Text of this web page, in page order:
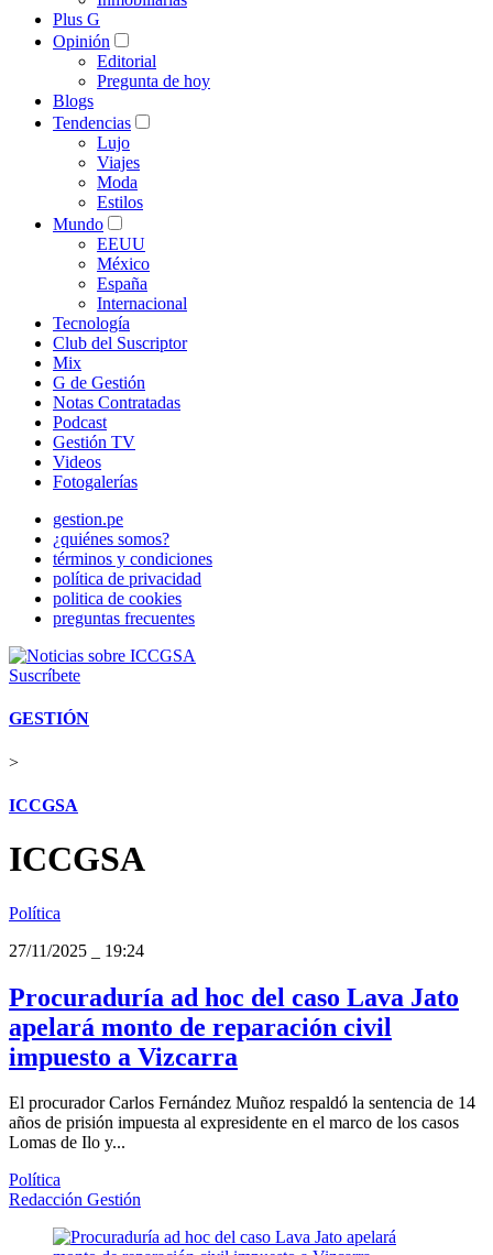
Plus G
Opinión
Editorial
Pregunta de hoy
Blogs
Tendencias
Lujo
Viajes
Moda
Estilos
Mundo
EEUU
México
España
Internacional
Tecnología
Club del Suscriptor
Mix
G de Gestión
Notas Contratadas
Podcast
Gestión TV
Videos
Fotogalerías
gestion.pe
¿quiénes somos?
términos y condiciones
política de privacidad
politica de cookies
preguntas frecuentes
Suscríbete
GESTIÓN
>
ICCGSA
ICCGSA
Política
27/11/2025
19:24
Procuraduría ad hoc del caso Lava Jato
apelará monto de reparación civil
impuesto a Vizcarra
El procurador Carlos Fernández Muñoz respaldó la sentencia de 14
años de prisión impuesta al expresidente en el marco de los casos
Lomas de Ilo y...
Política
Redacción Gestión